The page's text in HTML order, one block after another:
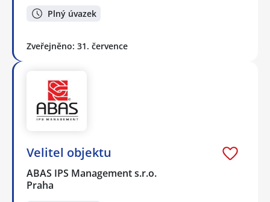
Plný úvazek
Zveřejněno: 31. července
Velitel objektu
ABAS IPS Management s.r.o.
Praha